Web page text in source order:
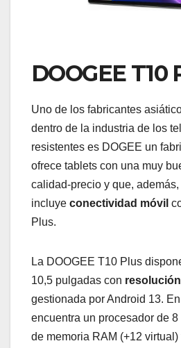
DOOGEE T10
Uno de los fabricantes
dentro de la industria de los
resistentes es DOGEE un
ofrece tablets con una muy
calidad-precio y que, además,
incluye conectividad móvil
Plus.
La DOOGEE T10 Plus
10,5 pulgadas con
gestionada por Android 13.
encuentra un procesador de
de memoria RAM (+12